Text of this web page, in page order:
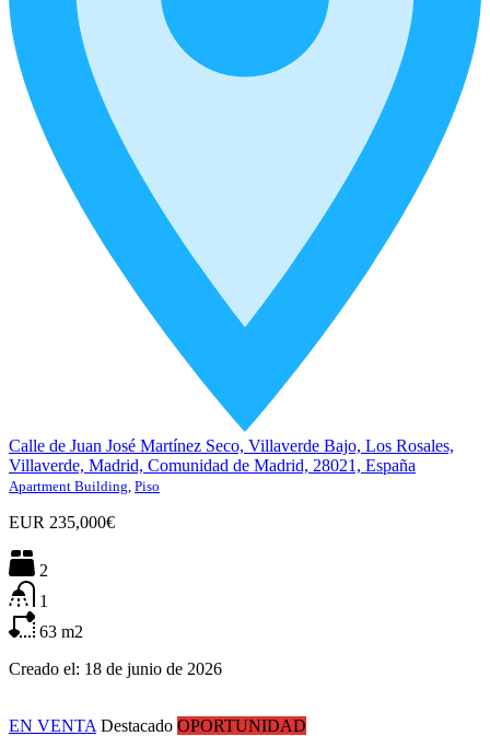
Calle de Juan José Martínez Seco, Villaverde Bajo, Los Rosales,
Villaverde, Madrid, Comunidad de Madrid, 28021, España
Apartment Building Piso
EUR 235,000€
2
1
63 m2
Creado el: 18 de junio de 2026
EN VENTA Destacado OPORTUNIDAD